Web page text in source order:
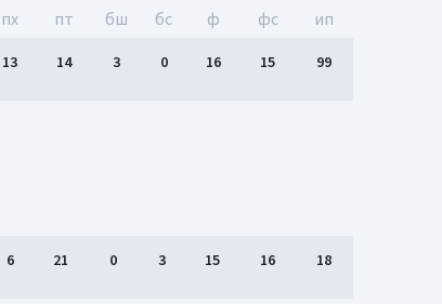
пх пт бш бc ф фс ип
13 14 3 0 16 15 99
6 21 0 3 15 16 18